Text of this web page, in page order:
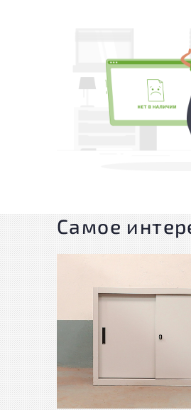
Самое